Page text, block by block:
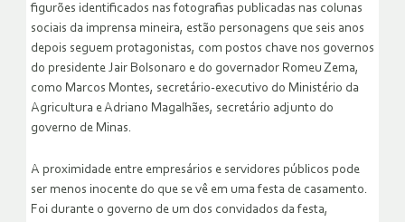
figurões identificados nas fotografias publicadas nas colunas
sociais da imprensa mineira, estão personagens que seis anos
depois seguem protagonistas, com postos chave nos governos
do presidente Jair Bolsonaro e do governador Romeu Zema,
como Marcos Montes, secretário-executivo do Ministério da
Agricultura e Adriano Magalhães, secretário adjunto do
governo de Minas.
A proximidade entre empresários e servidores públicos pode
ser menos inocente do que se vê em uma festa de casamento.
Foi durante o governo de um dos convidados da festa,